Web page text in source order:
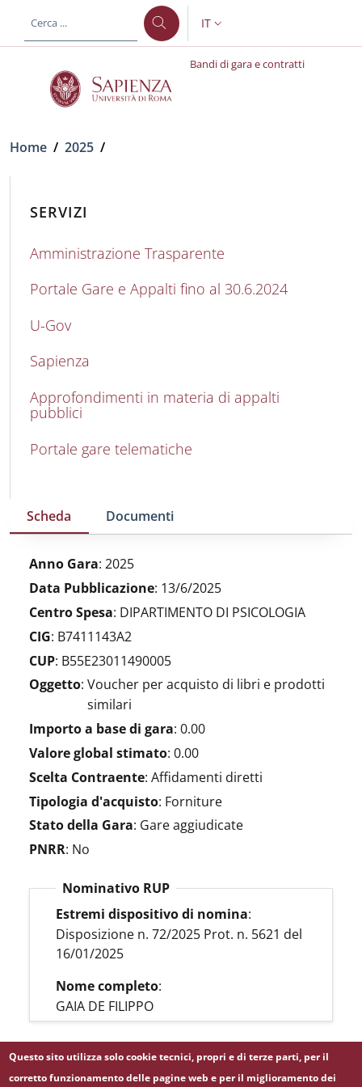
al contenuto principale
SELETTORE LINGUA:
IT
Bandi di gara e contratti
Briciole di pane
Home / 2025 /
SERVIZI
Amministrazione Trasparente
Portale Gare e Appalti fino al 30.6.2024
U-Gov
Sapienza
Approfondimenti in materia di appalti
pubblici
Portale gare telematiche
Scheda Documenti
Anno Gara: 2025
Data Pubblicazione: 13/6/2025
Centro Spesa: DIPARTIMENTO DI PSICOLOGIA
CIG: B7411143A2
CUP: B55E23011490005
Oggetto: Voucher per acquisto di libri e prodotti
similari
Importo a base di gara: 0.00
Valore global stimato: 0.00
Scelta Contraente: Affidamenti diretti
Tipologia d'acquisto: Forniture
Stato della Gara: Gare aggiudicate
PNRR: No
Nominativo RUP
Estremi dispositivo di nomina:
Disposizione n. 72/2025 Prot. n. 5621 del
16/01/2025
Nome completo:
GAIA DE FILIPPO
Questo sito utilizza solo cookie tecnici, propri e di terze parti, per il
corretto funzionamento delle pagine web e per il miglioramento dei